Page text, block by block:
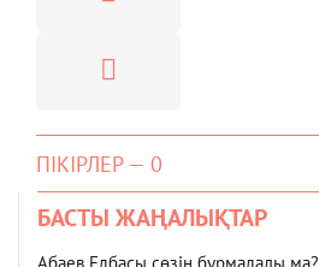
ПІКІРЛЕР — 0
БАСТЫ ЖАҢАЛЫҚТАР